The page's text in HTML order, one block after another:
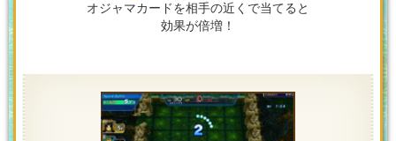
オジャマカードを相手の近くで当てると
効果が倍増！